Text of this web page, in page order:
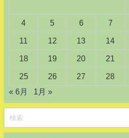
4 5 6 7
11 12 13 14
18 19 20 21
25 26 27 28
« 6月
1月 »